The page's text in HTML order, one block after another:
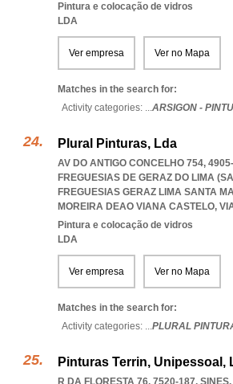
Pintura e colocação de vidros
LDA
Ver empresa Ver no Mapa
Matches in the search for:
Activity categories: ...ARSIGON -
Plural Pinturas, Lda
AV DO ANTIGO CONCELHO 754,
FREGUESIAS DE GERAZ DO LIMA
FREGUESIAS GERAZ LIMA SANTA
MOREIRA DEAO VIANA CASTELO,
Pintura e colocação de vidros
LDA
Ver empresa Ver no Mapa
Matches in the search for:
Activity categories: ...PLURAL
Pinturas Terrin, Unipessoal,
R DA FLORESTA 76, 7520-187, SINES,